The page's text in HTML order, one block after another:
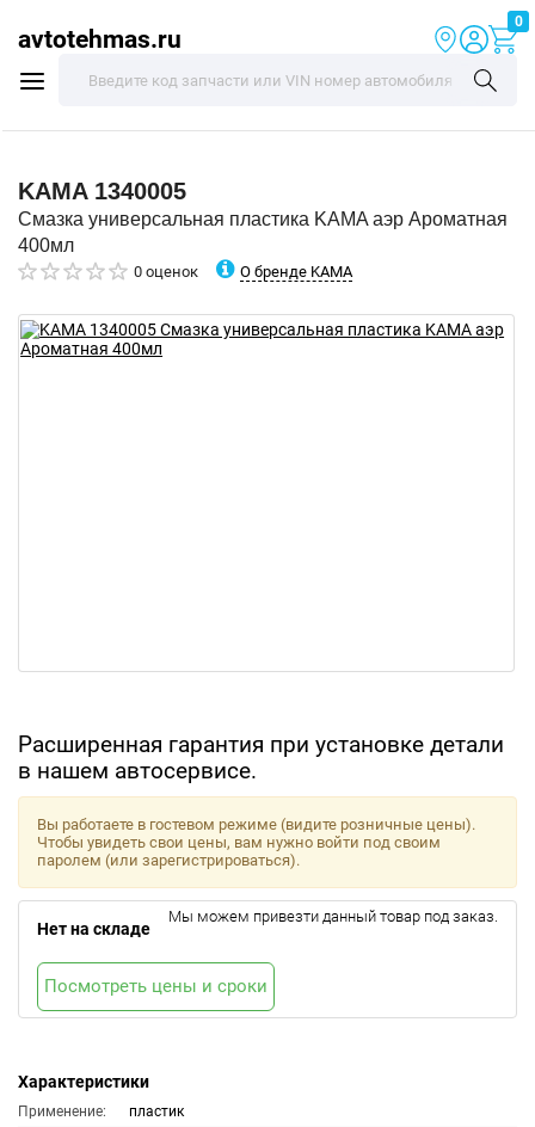
avtotehmas.ru
0
KAMA 1340005
Смазка универсальная пластика KAMA аэр Ароматная
400мл
0 оценок О бренде KAMA
Расширенная гарантия при установке детали
в нашем автосервисе.
Характеристики
Применение:
пластик
Вы работаете в гостевом режиме (видите розничные цены).
Чтобы увидеть свои цены, вам нужно войти под своим
паролем (или зарегистрироваться).
Нет на складе
Мы можем привезти данный товар под заказ.
Посмотреть цены и сроки